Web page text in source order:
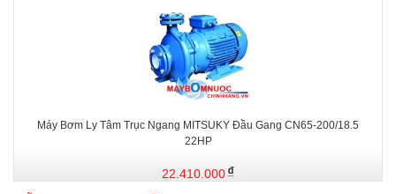
Máy Bơm Ly Tâm Trục Ngang MITSUKY Đầu Gang CN65-200/18.5
22HP
22.410.000